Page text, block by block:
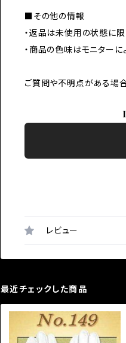
■その他の情報
・返品は未使用の状態に限
・商品の色味はモニターに
ご質問や不明点がある場
レビュー
最近チェックした商品